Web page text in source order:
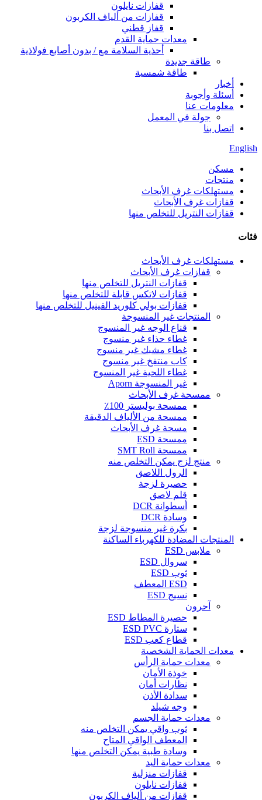
قفازات نايلون
قفازات من ألياف الكربون
قفاز قطني
معدات حماية القدم
أحذية السلامة مع / بدون أصابع فولاذية
طاقة جديدة
طاقة شمسية
أخبار
أسئلة وأجوبة
معلومات عنا
جولة في المعمل
اتصل بنا
English
مسكن
منتجات
مستهلكات غرف الأبحاث
قفازات غرف الأبحاث
قفازات النتريل للتخلص منها
فئات
مستهلكات غرف الأبحاث
قفازات غرف الأبحاث
قفازات النتريل للتخلص منها
قفازات لاتكس قابلة للتخلص منها
قفازات بولي كلوريد الفينيل للتخلص منها
المنتجات غير المنسوجة
قناع الوجه غير المنسوج
غطاء حذاء غير منسوج
غطاء مشبك غير منسوج
كاب منتفخ غير منسوج
غطاء اللحية غير المنسوج
غير المنسوجة Aporn
ممسحة غرف الأبحاث
ممسحة بوليستر 100٪
ممسحة من الألياف الدقيقة
مسحة غرف الأبحاث
ممسحة ESD
ممسحة SMT Roll
منتج لزج يمكن التخلص منه
الرول اللاصق
حصيرة لزجة
قلم لاصق
أسطوانة DCR
وسادة DCR
بكرة غير منسوجة لزجة
المنتجات المضادة للكهرباء الساكنة
ملابس ESD
سروال ESD
ثوب ESD
ESD المعطف
نسيج ESD
آحرون
حصيرة المطاط ESD
ستارة ESD PVC
قطاع كعب ESD
معدات الحماية الشخصية
معدات حماية الرأس
خوذة الأمان
نظارات أمان
سدادة الأذن
وجه شيلد
معدات حماية الجسم
ثوب واقي يمكن التخلص منه
المعطف الواقي المتاح
وسادة طبية يمكن التخلص منها
معدات حماية اليد
قفازات منزلية
قفازات نايلون
قفازات من ألياف الكربون